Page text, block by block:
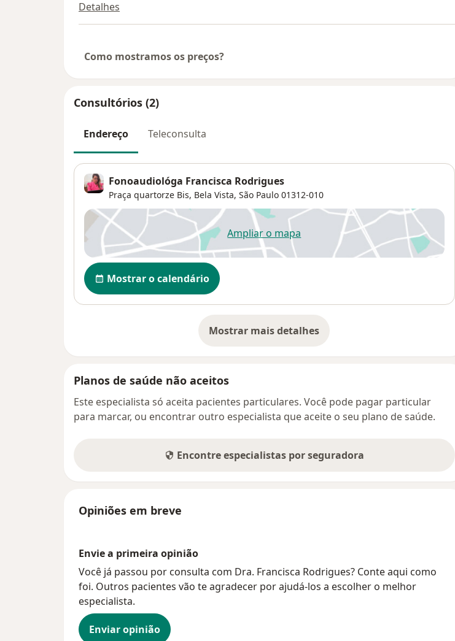
Detalhes
Como mostramos os preços?
Consultórios (2)
Endereço Teleconsulta
Fonoaudiológa Francisca Rodrigues
Praça quartorze Bis, Bela Vista, São Paulo 01312-010
Ampliar o mapaabre num novo separador
Disponibilidade
Mostrar o calendário
Mostrar mais detalhes
sobre o endereço
Planos de saúde não aceitos
Este especialista só aceita pacientes particulares. Você pode pagar particular
para marcar, ou encontrar outro especialista que aceite o seu plano de saúde.
Encontre especialistas por seguradora
Opiniões em breve
Envie a primeira opinião
Você já passou por consulta com Dra. Francisca Rodrigues? Conte aqui como
foi. Outros pacientes vão te agradecer por ajudá-los a escolher o melhor
especialista.
Enviar opinião